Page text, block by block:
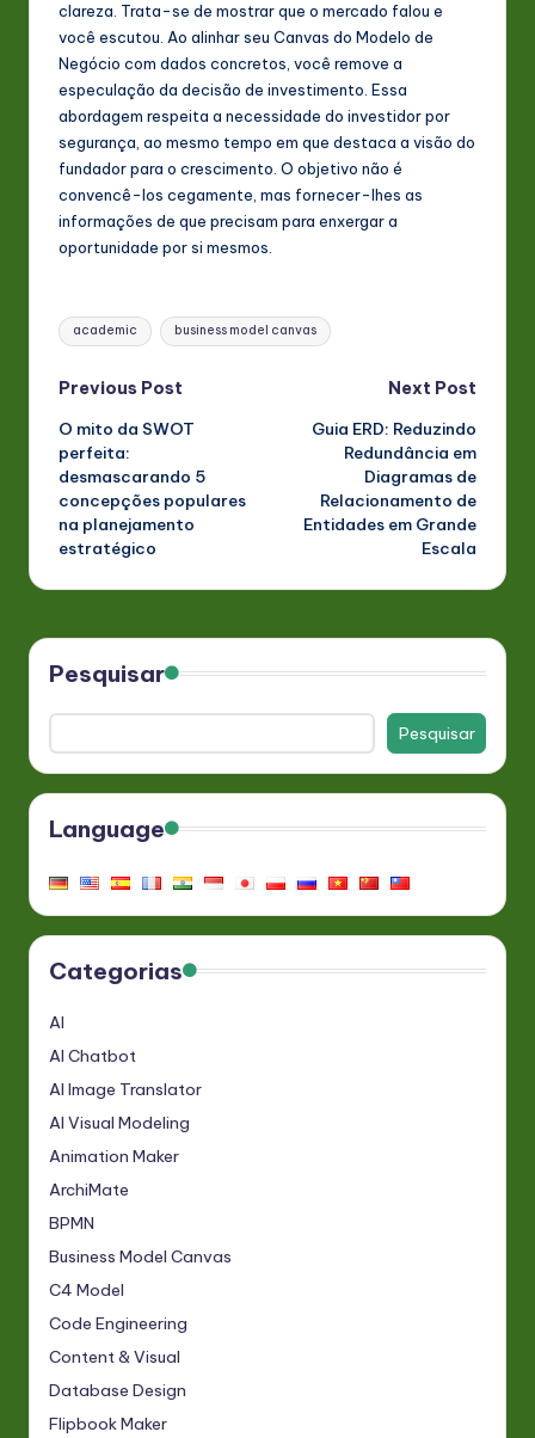
clareza. Trata-se de mostrar que o mercado falou e
você escutou. Ao alinhar seu Canvas do Modelo de
Negócio com dados concretos, você remove a
especulação da decisão de investimento. Essa
abordagem respeita a necessidade do investidor por
segurança, ao mesmo tempo em que destaca a visão do
fundador para o crescimento. O objetivo não é
convencê-los cegamente, mas fornecer-lhes as
informações de que precisam para enxergar a
oportunidade por si mesmos.
Tags:
academic business model canvas
Post
navigation
Previous Post
O mito da SWOT
perfeita:
desmascarando 5
concepções populares
na planejamento
estratégico
Next Post
Guia ERD: Reduzindo
Redundância em
Diagramas de
Relacionamento de
Entidades em Grande
Escala
Pesquisar
Pesquisar
Language
Categorias
AI
AI Chatbot
AI Image Translator
AI Visual Modeling
Animation Maker
ArchiMate
BPMN
Business Model Canvas
C4 Model
Code Engineering
Content & Visual
Database Design
Flipbook Maker